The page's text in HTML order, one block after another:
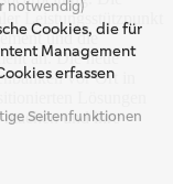
Leistungsstützpunkt
und die
an. Die neue
vor Ort in
Lösungen
und ihre
notwendig)
Cookies, die für
Management
erfassen
Seitenfunktionen